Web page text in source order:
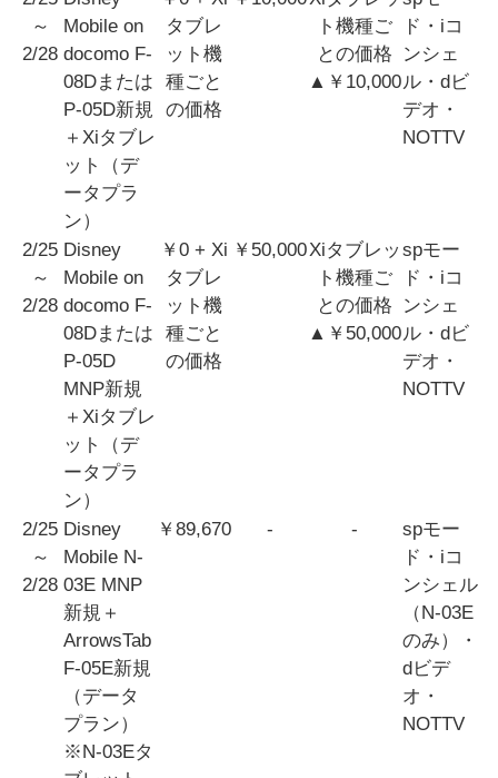
～
2/28
Mobile on
docomo F-
08Dまたは
P-05D新規
＋Xiタブレ
ット（デ
ータプラ
ン）
タブレ
ット機
種ごと
の価格
ト機種ご
との価格
▲￥10,000
ド・iコ
ンシェ
ル・dビ
デオ・
NOTTV
2/25
～
2/28
Disney
Mobile on
docomo F-
08Dまたは
P-05D
MNP新規
＋Xiタブレ
ット（デ
ータプラ
ン）
￥0 + Xi
タブレ
ット機
種ごと
の価格
￥50,000Xiタブレッ
ト機種ご
との価格
▲￥50,000
spモー
ド・iコ
ンシェ
ル・dビ
デオ・
NOTTV
2/25
～
2/28
Disney
Mobile N-
03E MNP
新規＋
ArrowsTab
F-05E新規
（データ
プラン）
※N-03Eタ
￥89,670 - -
spモー
ド・iコ
ンシェル
（N-03E
のみ）・
dビデ
オ・
NOTTV